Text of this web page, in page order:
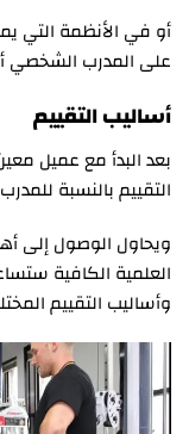
أو في الأنظمة التي
على المدرب الشخصي
أساليب التقييم
بعد البدأ مع عميل
التقييم بالنسبة
ويحاول الوصول إلى
العلمية الكافية
وأساليب التقييم